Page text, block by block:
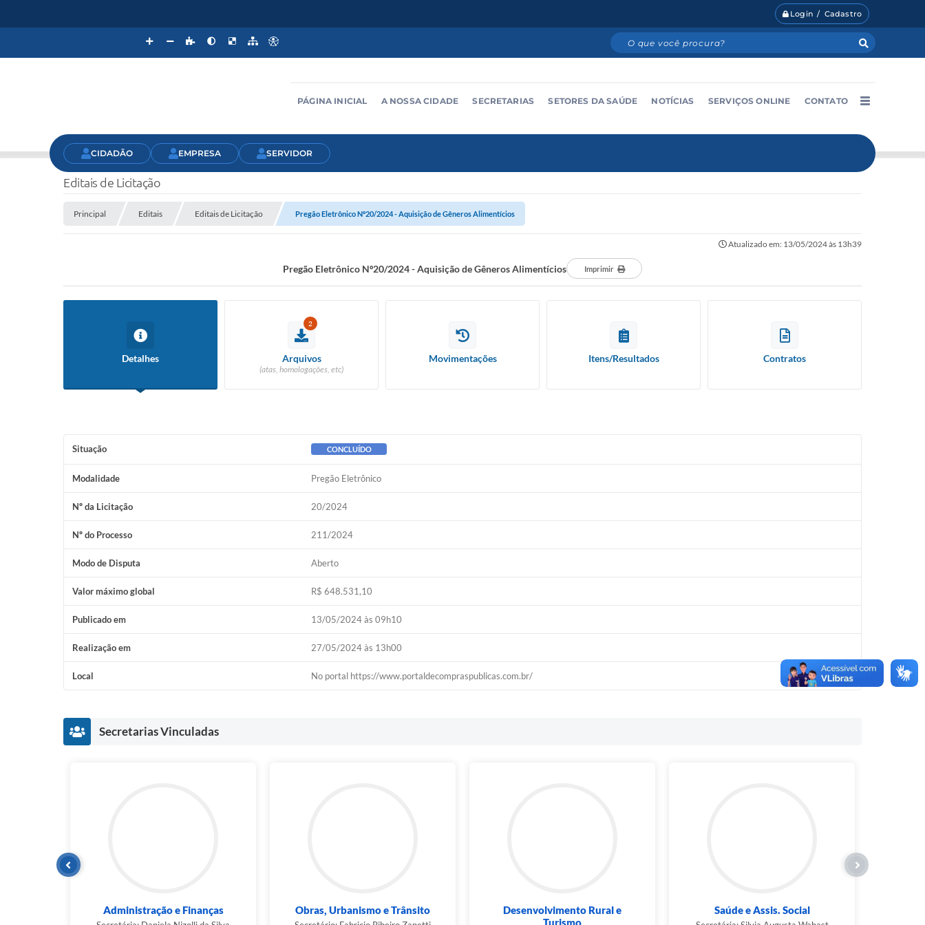
Login / Cadastro
PÁGINA INICIAL A NOSSA CIDADE SECRETARIAS SETORES DA SAÚDE NOTÍCIAS SERVIÇOS ONLINE CONTATO
CIDADÃO EMPRESA SERVIDOR
Editais de Licitação
Principal Editais Editais de Licitação Pregão Eletrônico Nº20/2024 - Aquisição de Gêneros Alimentícios
Atualizado em: 13/05/2024 às 13h39
Pregão Eletrônico Nº20/2024 - Aquisição de Gêneros Alimentícios Imprimir
Detalhes
2
Arquivos
(atas, homologações, etc)
Movimentações Itens/Resultados Contratos
Situação CONCLUÍDO
Modalidade Pregão Eletrônico
Nº da Licitação 20/2024
Nº do Processo 211/2024
Modo de Disputa Aberto
Valor máximo global R$ 648.531,10
Publicado em 13/05/2024 às 09h10
Realização em 27/05/2024 às 13h00
Local No portal https://www.portaldecompraspublicas.com.br/
Secretarias Vinculadas
Administração e Finanças Obras, Urbanismo e Trânsito
Desenvolvimento Rural e
Turismo
Saúde e Assis. Social